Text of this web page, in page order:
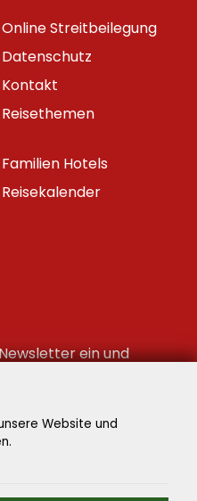
Online Streitbeilegung
Datenschutz
Kontakt
Reisethemen
Familien Hotels
Reisekalender
ein und
Website und